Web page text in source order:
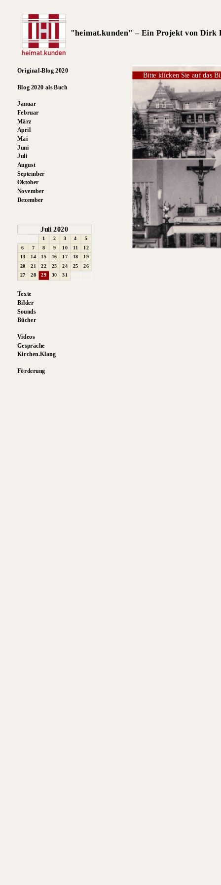
"heimat.kunden" – Ein Projekt von Dirk
Original-Blog 2020
Blog 2020 als Buch
Januar
Februar
März
April
Mai
Juni
Juli
August
September
Oktober
November
Dezember
Juli 2020
1 2 3 4
5
6
7 8 9 10 11 12
13 14 15 16 17 18
19
20
21 22 23 24 25 26
27 28 29 30 31
Texte
Bilder
Sounds
Bücher
Videos
Gespräche
Kirchen.Klang
Förderung
Bitte klicken Sie auf das